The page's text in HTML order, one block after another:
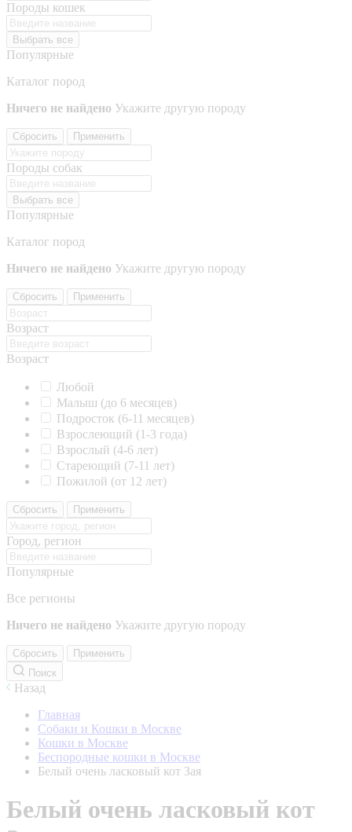
Породы кошек
Выбрать все
Популярные
Каталог пород
Ничего не найдено Укажите другую породу
Сбросить Применить
Породы собак
Выбрать все
Популярные
Каталог пород
Ничего не найдено Укажите другую породу
Сбросить Применить
Возраст
Возраст
Любой
Малыш (до 6 месяцев)
Подросток (6-11 месяцев)
Взрослеющий (1-3 года)
Взрослый (4-6 лет)
Стареющий (7-11 лет)
Пожилой (от 12 лет)
Сбросить Применить
Город, регион
Популярные
Все регионы
Ничего не найдено Укажите другую породу
Сбросить
Применить
Поиск
Назад
Главная
Собаки и Кошки в Москве
Кошки в Москве
Беспородные кошки в Москве
Белый очень ласковый кот Зая
Белый очень ласковый кот